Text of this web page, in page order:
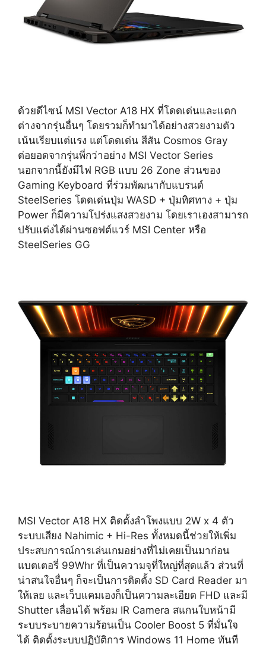
ด้วยดีไซน์ MSI Vector A18 HX ที่โดดเด่นและแตก
ต่างจากรุ่นอื่นๆ โดยรวมก็ทำมาได้อย่างสวยงามตัว
เน้นเรียบแต่แรง แต่โดดเด่น สีสัน Cosmos Gray
ต่อยอดจากรุ่นพี่กว่าอย่าง MSI Vector Series
นอกจากนี้ยังมีไฟ RGB แบบ 26 Zone ส่วนของ
Gaming Keyboard ที่ร่วมพัฒนากับแบรนด์
SteelSeries โดดเด่นปุ่ม WASD + ปุ่มทิศทาง + ปุ่ม
Power ก็มีความโปร่งแสงสวยงาม โดยเราเองสามารถ
ปรับแต่งได้ผ่านซอฟต์แวร์ MSI Center หรือ
SteelSeries GG
MSI Vector A18 HX ติดตั้งลำโพงแบบ 2W x 4 ตัว
ระบบเสียง Nahimic + Hi-Res ทั้งหมดนี้ช่วยให้เพิ่ม
ประสบการณ์การเล่นเกมอย่างที่ไม่เคยเป็นมาก่อน
แบตเตอรี่ 99Whr ที่เป็นความจุที่ใหญ่ที่สุดแล้ว ส่วนที่
น่าสนใจอื่นๆ ก็จะเป็นการติดตั้ง SD Card Reader มา
ให้เลย และเว็บแคมเองก็เป็นความละเอียด FHD และมี
Shutter เลื่อนได้ พร้อม IR Camera สแกนใบหน้ามี
ระบบระบายความร้อนเป็น Cooler Boost 5 ที่มั่นใจ
ได้ ติดตั้งระบบปฏิบัติการ Windows 11 Home ทันที